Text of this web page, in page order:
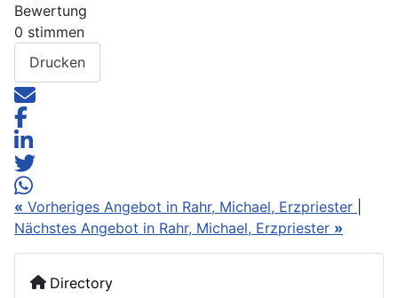
Directory
Bewertung
0 stimmen
Drucken
« Vorheriges Angebot in Rahr, Michael, Erzpriester
Nächstes Angebot in Rahr, Michael, Erzpriester »